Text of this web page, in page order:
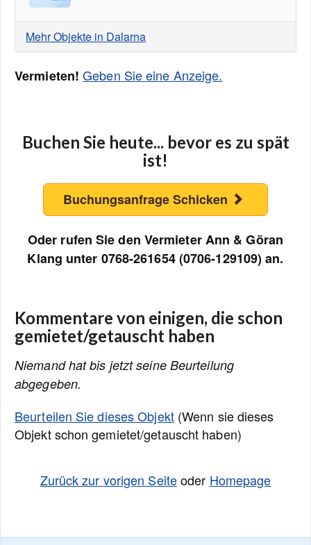
Mehr Objekte in Dalarna
Vermieten! Geben Sie eine Anzeige.
Buchen Sie heute... bevor es zu spät
ist!
Buchungsanfrage Schicken
Oder rufen Sie den Vermieter Ann & Göran
Klang unter 0768-261654 (0706-129109) an.
Kommentare von einigen, die schon
gemietet/getauscht haben
Niemand hat bis jetzt seine Beurteilung
abgegeben.
Beurteilen Sie dieses Objekt(Wenn sie dieses
Objekt schon gemietet/getauscht haben)
Zurück zur vorigen Seiteoder Homepage